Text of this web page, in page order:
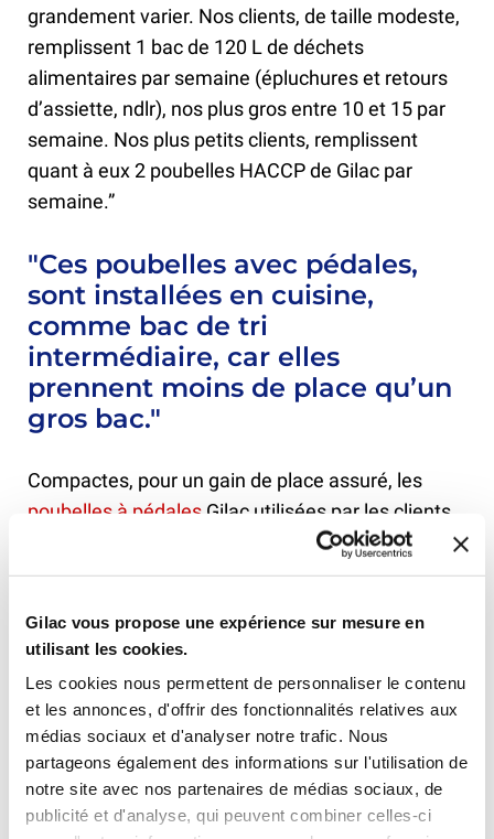
Gilac vous propose une expérience sur mesure en
utilisant les cookies.
Les cookies nous permettent de personnaliser le contenu
et les annonces, d'offrir des fonctionnalités relatives aux
médias sociaux et d'analyser notre trafic. Nous
partageons également des informations sur l'utilisation de
notre site avec nos partenaires de médias sociaux, de
publicité et d'analyse, qui peuvent combiner celles-ci
grandement varier. Nos clients, de taille modeste,
remplissent 1 bac de 120 L de déchets
alimentaires par semaine (épluchures et retours
d’assiette, ndlr), nos plus gros entre 10 et 15 par
semaine. Nos plus petits clients, remplissent
quant à eux 2 poubelles HACCP de Gilac par
semaine.”
"Ces poubelles avec pédales,
sont installées en cuisine,
comme bac de tri
intermédiaire, car elles
prennent moins de place qu’un
gros bac."
Compactes, pour un gain de place assuré, les
poubelles à pédales Gilac utilisées par les clients
de FEEDBAC sont solides et résistantes aux
chocs. Elles facilitent en cuisine l'application des
les risques de contaminations.
Pour la fermeture ? 2 options de montages :
automatique pour refermer immédiatement le
collecteur ou manuelle pour avoir le temps de
vider vos contenants. Très stable et facile
l'entretien, elles simplifient le quotidien des
professionnels pour un usage intensif et